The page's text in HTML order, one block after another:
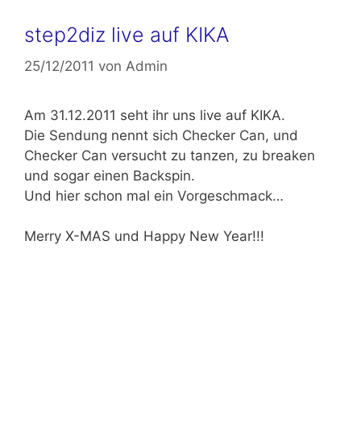
step2diz live auf KIKA
25/12/2011 von Admin
Am 31.12.2011 seht ihr uns live auf KIKA.
Die Sendung nennt sich Checker Can, und
Checker Can versucht zu tanzen, zu breaken
und sogar einen Backspin.
Und hier schon mal ein Vorgeschmack…
Merry X-MAS und Happy New Year!!!